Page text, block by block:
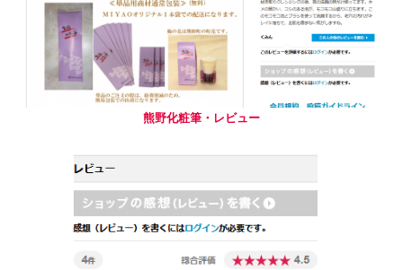
熊野化粧筆・レビュー